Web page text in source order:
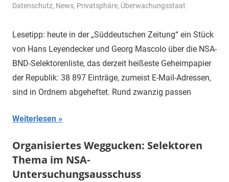
Datenschutz, News, Privatsphäre, Überwachungsstaat
Lesetipp: heute in der „Süddeutschen Zeitung“ ein Stück
von Hans Leyendecker und Georg Mascolo über die NSA-
BND-Selektorenliste, das derzeit heißeste Geheimpapier
der Republik: 38 897 Einträge, zumeist E-Mail-Adressen,
sind in Ordnern abgeheftet. Rund zwanzig passen
Weiterlesen
Organisiertes Weggucken: Selektoren
Thema im NSA-
Untersuchungsausschuss